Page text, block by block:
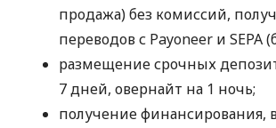
продажа) без комиссий,
переводов с Payoneer и SEPA
размещение срочных
7 дней, овернайт на 1 ночь;
получение финансирования,